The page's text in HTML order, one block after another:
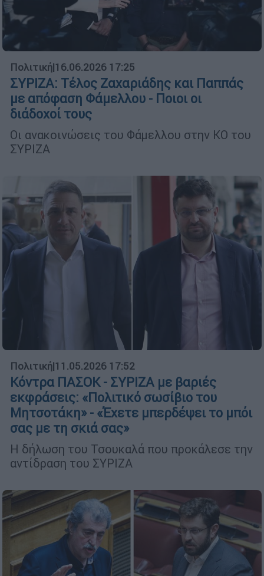
Πολιτική|16.06.2026 17:25
ΣΥΡΙΖΑ: Τέλος Ζαχαριάδης και Παππάς
με απόφαση Φάμελλου - Ποιοι οι
διάδοχοί τους
Οι ανακοινώσεις του Φάμελλου στην ΚΟ του
ΣΥΡΙΖΑ
Πολιτική|11.05.2026 17:52
Κόντρα ΠΑΣΟΚ - ΣΥΡΙΖΑ με βαριές
εκφράσεις: «Πολιτικό σωσίβιο του
Μητσοτάκη» - «Έχετε μπερδέψει το μπόι
σας με τη σκιά σας»
Η δήλωση του Τσουκαλά που προκάλεσε την
αντίδραση του ΣΥΡΙΖΑ